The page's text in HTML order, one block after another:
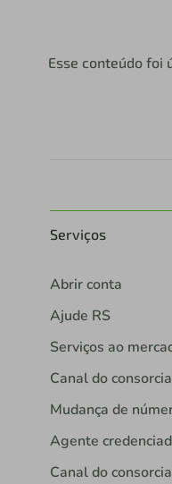
Esse conteúdo foi
Serviços
Abrir conta
Ajude RS
Serviços ao
Canal do
Mudança de
Agente
Canal do